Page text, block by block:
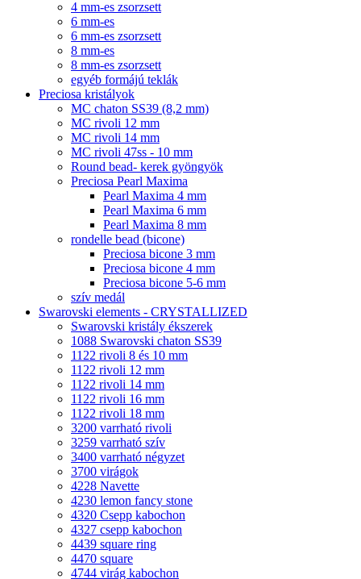
4 mm-es zsorzsett
6 mm-es
6 mm-es zsorzsett
8 mm-es
8 mm-es zsorzsett
egyéb formájú teklák
Preciosa kristályok
MC chaton SS39 (8,2 mm)
MC rivoli 12 mm
MC rivoli 14 mm
MC rivoli 47ss - 10 mm
Round bead- kerek gyöngyök
Preciosa Pearl Maxima
Pearl Maxima 4 mm
Pearl Maxima 6 mm
Pearl Maxima 8 mm
rondelle bead (bicone)
Preciosa bicone 3 mm
Preciosa bicone 4 mm
Preciosa bicone 5-6 mm
szív medál
Swarovski elements - CRYSTALLIZED
Swarovski kristály ékszerek
1088 Swarovski chaton SS39
1122 rivoli 8 és 10 mm
1122 rivoli 12 mm
1122 rivoli 14 mm
1122 rivoli 16 mm
1122 rivoli 18 mm
3200 varrható rivoli
3259 varrható szív
3400 varrható négyzet
3700 virágok
4228 Navette
4230 lemon fancy stone
4320 Csepp kabochon
4327 csepp kabochon
4439 square ring
4470 square
4744 virág kabochon